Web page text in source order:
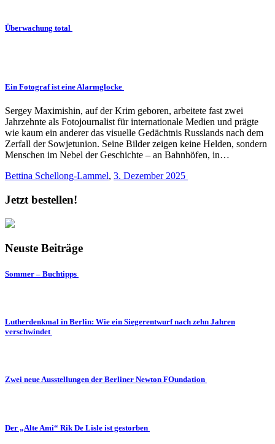
Überwachung total
Ein Fotograf ist eine Alarmglocke
Sergey Maximishin, auf der Krim geboren, arbeitete fast zwei
Jahrzehnte als Fotojournalist für internationale Medien und prägte
wie kaum ein anderer das visuelle Gedächtnis Russlands nach dem
Zerfall der Sowjetunion. Seine Bilder zeigen keine Helden, sondern
Menschen im Nebel der Geschichte – an Bahnhöfen, in…
Bettina Schellong-Lammel, 3. Dezember 2025
Jetzt bestellen!
Neuste Beiträge
Sommer – Buchtipps
Lutherdenkmal in Berlin: Wie ein Siegerentwurf nach zehn Jahren
verschwindet
Zwei neue Ausstellungen der Berliner Newton FOundation
Der „Alte Ami“ Rik De Lisle ist gestorben